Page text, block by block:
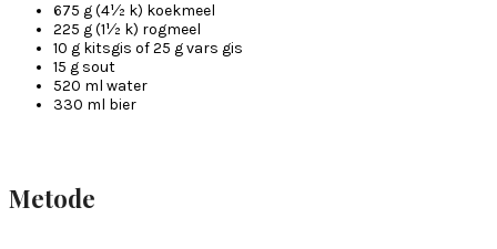
675 g (4½ k) koekmeel
225 g (1½ k) rogmeel
10 g kitsgis of 25 g vars gis
15 g sout
520 ml water
330 ml bier
Metode